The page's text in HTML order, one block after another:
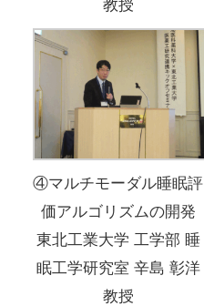
教授
④マルチモーダル睡眠評
価アルゴリズムの開発
東北工業大学 工学部 睡
眠工学研究室 辛島 彰洋
教授